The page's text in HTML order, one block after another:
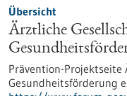
Übersicht
Ärztliche
Prävention-Projektseite
Gesundheitsförderung